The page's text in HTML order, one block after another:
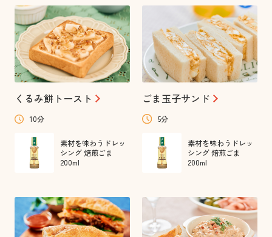
くるみ餅トースト
10分
素材を味わうドレッ
シング 焙煎ごま
200ml
ごま玉子サンド
5分
素材を味わうドレッ
シング 焙煎ごま
200ml